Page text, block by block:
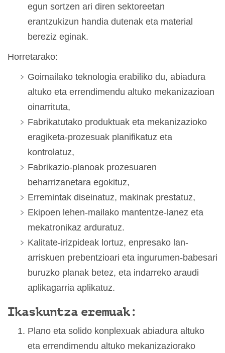
egun sortzen ari diren sektoreetan
erantzukizun handia dutenak eta material
bereziz eginak.
Horretarako:
Goimailako teknologia erabiliko du, abiadura
altuko eta errendimendu altuko mekanizazioan
oinarrituta,
Fabrikatutako produktuak eta mekanizazioko
eragiketa-prozesuak planifikatuz eta
kontrolatuz,
Fabrikazio-planoak prozesuaren
beharrizanetara egokituz,
Erremintak diseinatuz, makinak prestatuz,
Ekipoen lehen-mailako mantentze-lanez eta
mekatronikaz arduratuz.
Kalitate-irizpideak lortuz, enpresako lan-
arriskuen prebentzioari eta ingurumen-babesari
buruzko planak betez, eta indarreko araudi
aplikagarria aplikatuz.
Ikaskuntza eremuak:
Plano eta solido konplexuak abiadura altuko
eta errendimendu altuko mekanizaziorako